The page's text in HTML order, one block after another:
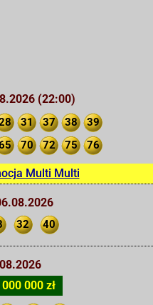
(22:00)
31 37 38
39
70 72 75 76
Multi Multi
32 40
000 zł